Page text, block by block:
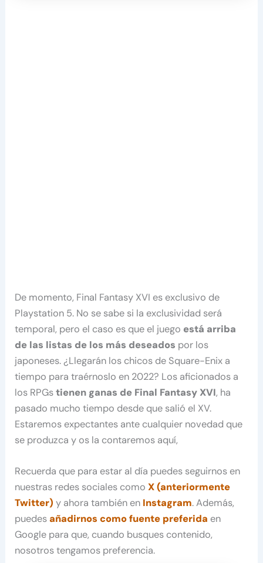
De momento, Final Fantasy XVI es exclusivo de
Playstation 5. No se sabe si la exclusividad será
temporal, pero el caso es que el juego está arriba
de las listas de los más deseados por los
japoneses. ¿Llegarán los chicos de Square-Enix a
tiempo para traérnoslo en 2022? Los aficionados a
los RPGstienen ganas de Final Fantasy XVI, ha
pasado mucho tiempo desde que salió el XV.
Estaremos expectantes ante cualquier novedad que
se produzca y os la contaremos aquí,
Recuerda que para estar al día puedes seguirnos en
nuestras redes sociales comoX (anteriormente
Twitter) y ahora también en Instagram. Además,
puedesañadirnos como fuente preferida en
Google para que, cuando busques contenido,
nosotros tengamos preferencia.